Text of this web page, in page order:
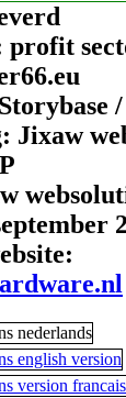
profit
Jixaw